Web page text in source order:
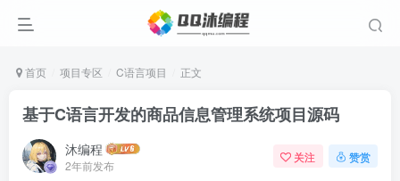
首页 项目专区 C语言项目 正文
基于C语言开发的商品信息管理系统项目源码
沐编程
2年前发布
关注 赞赏